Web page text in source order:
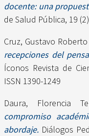
docente: una
de Salud Pública, 19
Cruz, Gustavo Roberto
recepciones del
Íconos Revista de
ISSN 1390-1249
Daura, Florencia
compromiso
abordaje. Diálogos